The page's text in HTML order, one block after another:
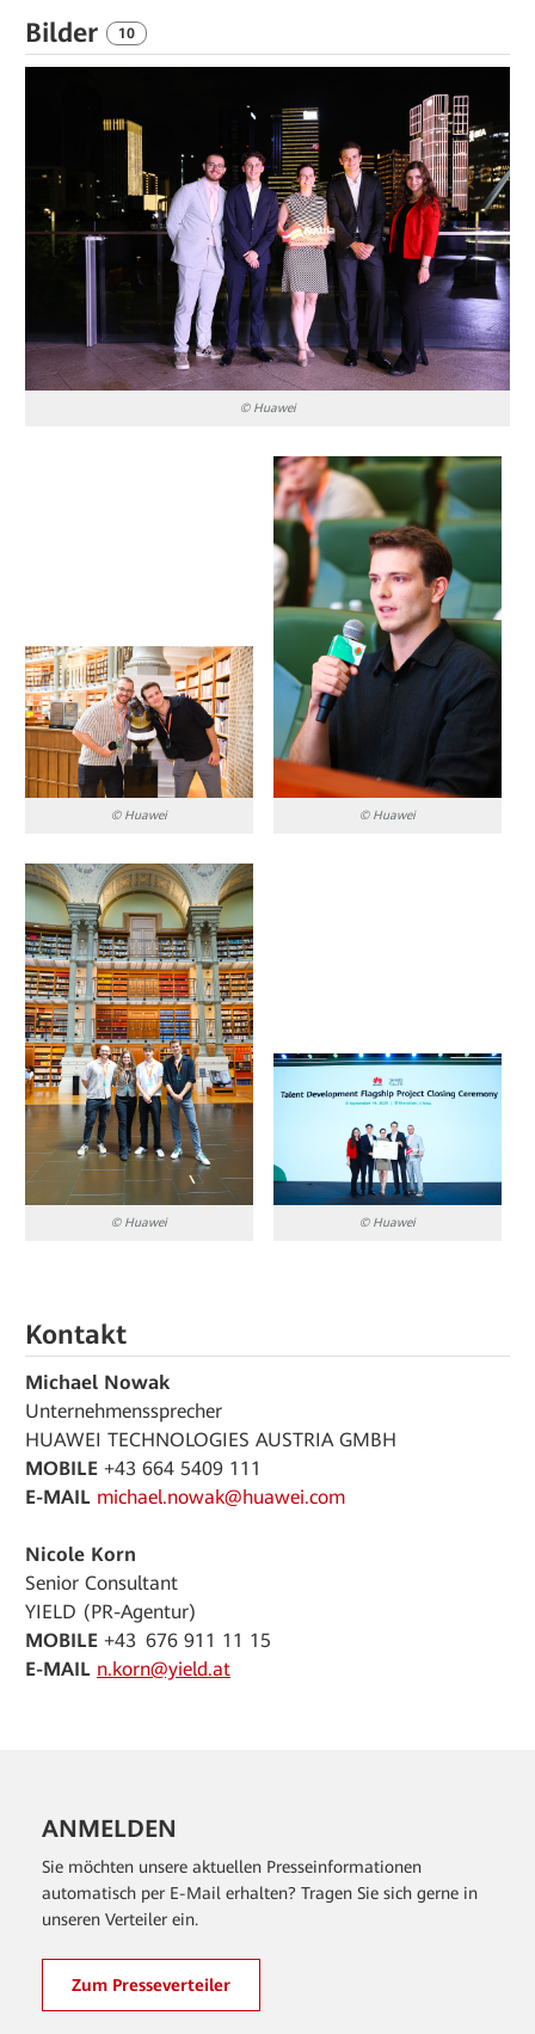
Bilder 10
© Huawei
© Huawei © Huawei
© Huawei © Huawei
Kontakt
Michael Nowak
Unternehmenssprecher
HUAWEI TECHNOLOGIES AUSTRIA GMBH
MOBILE +43 664 5409 111
E-MAIL michael.nowak@huawei.com
Nicole Korn
Senior Consultant
YIELD (PR-Agentur)
MOBILE +43 676 911 11 15
E-MAIL n.korn@yield.at
ANMELDEN
Sie möchten unsere aktuellen Presseinformationen
automatisch per E-Mail erhalten? Tragen Sie sich gerne in
unseren Verteiler ein.
Zum Presseverteiler